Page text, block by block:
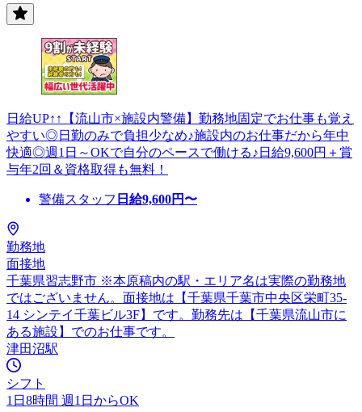
日給UP↑↑【流山市×施設内警備】勤務地固定でお仕事も覚え
やすい◎日勤のみで負担少なめ♪施設内のお仕事だから年中
快適◎週1日～OKで自分のペースで働ける♪日給9,600円＋賞
与年2回＆資格取得も無料！
警備スタッフ 日給9,600円〜
勤務地
面接地
千葉県習志野市 ※本原稿内の駅・エリア名は実際の勤務地
ではございません。面接地は【千葉県千葉市中央区栄町35-
14 シンテイ千葉ビル3F】です。勤務先は【千葉県流山市に
ある施設】でのお仕事です。
津田沼駅
シフト
1日8時間 週1日からOK